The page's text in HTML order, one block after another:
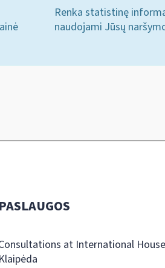
Renka statistinę
naudojami Jūsų
PASLAUGOS
at International
Klaipėda